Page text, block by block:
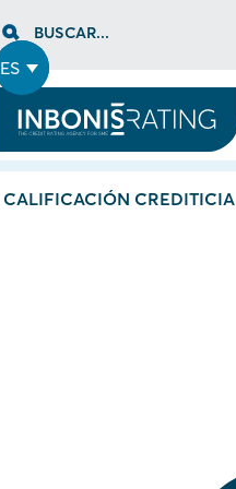
BUSCAR...
ES
CALIFICACIÓN CREDITICIA